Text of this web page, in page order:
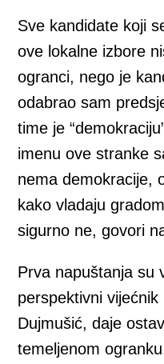
Sve kandidate koji
ove lokalne izbore
ogranci, nego je
odabrao sam
time je
imenu ove stranke
nema demokracije,
kako vladaju
sigurno ne, govori
Prva napuštanja su
perspektivni
Dujmušić, daje
temeljenom